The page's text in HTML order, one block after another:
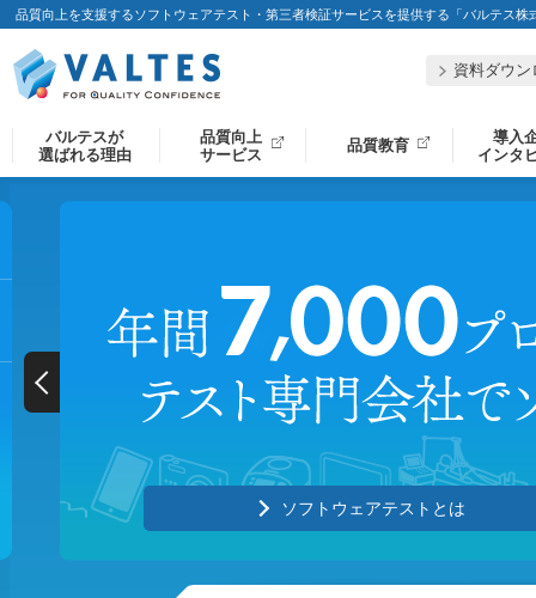
品質向上を支援するソフトウェアテスト・第三者検証サービスを提供する「バルテス株
資料ダウン
バルテスが
選ばれる理由
品質向上
サービス
品質教育
導入
インタ
ソフトウェアテストとは